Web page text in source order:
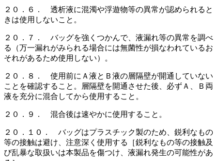
２０．６． 透析液に混濁や浮遊物等の異常が認められると
きは使用しないこと。
２０．７． バッグを強くつかんで、液漏れ等の異常を調べ
る（万一漏れがみられる場合には無菌性が損なわれているお
それがあるため使用しない）。
２０．８． 使用前にＡ液とＢ液の層隔壁が開通していない
ことを確認すること。層隔壁を開通させた後、必ずＡ、Ｂ両
液を充分に混合してから使用すること。
２０．９． 混合後は速やかに使用すること。
２０．１０． バッグはプラスチック製のため、鋭利なもの
等の接触は避け、注意深く使用する［鋭利なもの等の接触及
び乱暴な取扱いは本製品を傷つけ、液漏れ発生の可能性があ